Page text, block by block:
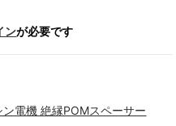
ンが必要です
ン電機 絶縁POMスペーサー